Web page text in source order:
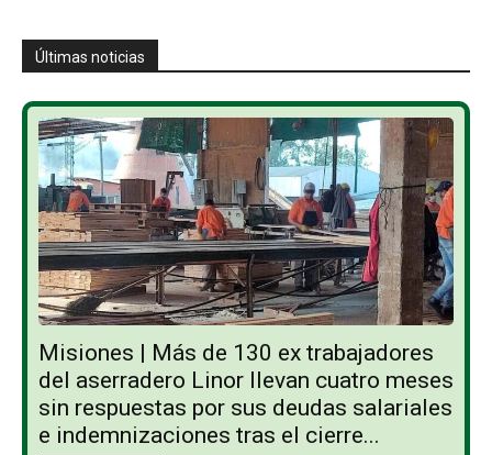
Últimas noticias
Misiones | Más de 130 ex trabajadores
del aserradero Linor llevan cuatro meses
sin respuestas por sus deudas salariales
e indemnizaciones tras el cierre...